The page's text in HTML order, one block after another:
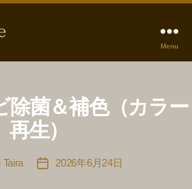
Menu
菌＆補色（カラー
再生）
Taira
Post2026年6月24日